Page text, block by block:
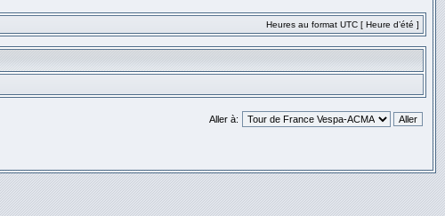
Heures au format UTC [ Heure d’été ]
Aller à: